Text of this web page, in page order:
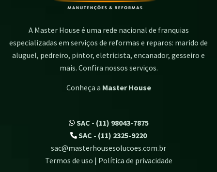
A Master House é uma rede nacional de franquias
especializadas em serviços de reformas e reparos: marido de
aluguel, pedreiro, pintor, eletricista, encanador, gesseiro e
mais. Confira nossos serviços.
Conheça a Master House
SAC - (11) 98043-7875
SAC - (11) 2325-9220
sac@masterhousesolucoes.com.br
Termos de uso | Política de privacidade